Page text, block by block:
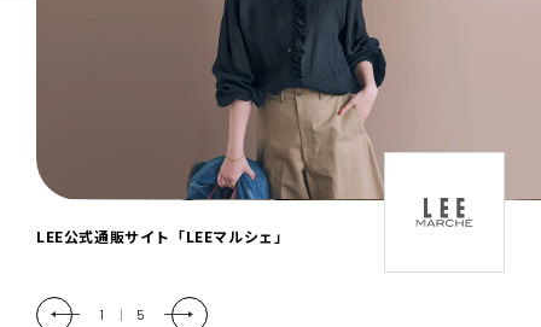
「LEE DAYS」本物志向にときめく。大人カ
2 | 5